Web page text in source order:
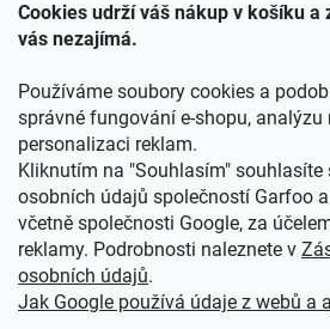
Cookies udrží váš nákup v košíku
vás nezajímá.
Používáme soubory cookies a
správné fungování e-shopu, analýzu
personalizaci reklam.
Kliknutím na "Souhlasím" souhlasíte
osobních údajů společností Garfoo
včetně společnosti Google, za
reklamy. Podrobnosti naleznete v
osobních údajů.
Jak Google používá údaje z webů a